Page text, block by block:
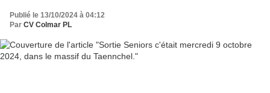
Publié le 13/10/2024 à 04:12
Par CV Colmar PL